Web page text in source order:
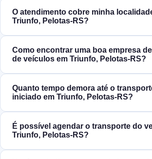
O atendimento cobre minha
Triunfo, Pelotas‑RS?
Como encontrar uma boa empresa
de veículos em Triunfo, Pelotas‑RS?
Quanto tempo demora até o
iniciado em Triunfo, Pelotas‑RS?
É possível agendar o transporte do
Triunfo, Pelotas‑RS?